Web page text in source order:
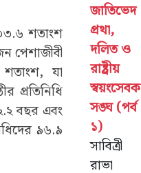
শতাংশ
পেশাজীবী
যা
প্রতিনিধি
বছর এবং
৯৬.৯
জাতিভেদ
প্রথা,
দলিত ও
রাষ্ট্রীয়
স্বয়ংসেবক
সঙ্ঘ (পর্ব
১)
সাবিত্রী
রাভা